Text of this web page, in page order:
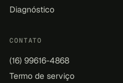
Diagnóstico
CONTATO
(16) 99616-4868
Termo de serviço